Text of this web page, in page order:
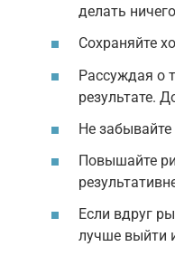
делать
Сохраняйте
Рассуждая о
результате.
Не забывайте
Повышайте
Если вдруг
лучше выйти